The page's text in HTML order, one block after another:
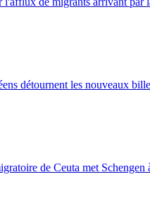
détournent les nouveaux
de Ceuta met Schengen